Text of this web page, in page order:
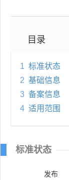
目录
1 标准状态
2 基础信息
3 备案信息
4 适用范围
标准状态
发布